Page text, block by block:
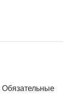
Обязательные